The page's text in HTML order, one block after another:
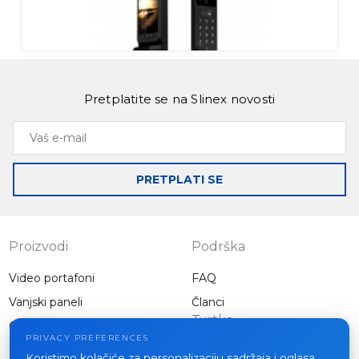
Napredna zaštita s pametnom preciznošću
Slinex SML-2102
Pametni pristup s naprednim upravljanjem
Slinex SML-3101
Pretplatite se na Slinex novosti
Vaš
mail
PRETPLATI SE
Proizvodi
Video portafoni
Vanjski paneli
Ostala oprema
Podrška
FAQ
Članci
Tvrtka
Projekti
PRIVACY PREFERENCES